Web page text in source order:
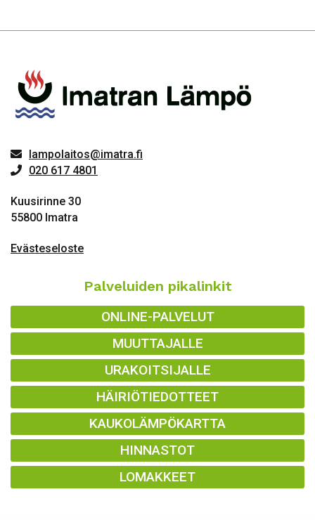
lampolaitos@imatra.fi
020 617 4801
Kuusirinne 30
55800 Imatra
Evästeseloste
Palveluiden pikalinkit
ONLINE-PALVELUT
MUUTTAJALLE
URAKOITSIJALLE
HÄIRIÖTIEDOTTEET
KAUKOLÄMPÖKARTTA
HINNASTOT
LOMAKKEET